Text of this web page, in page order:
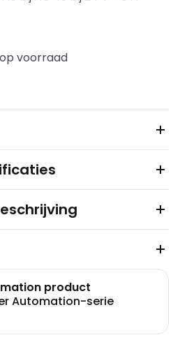
voorraad
product
Automation-serie